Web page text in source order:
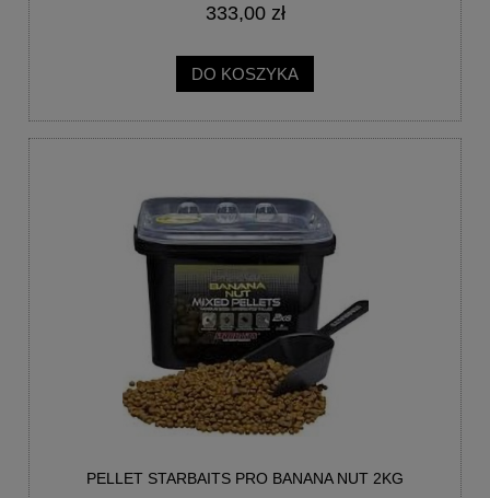
333,00 zł
DO KOSZYKA
PELLET STARBAITS PRO BANANA NUT 2KG